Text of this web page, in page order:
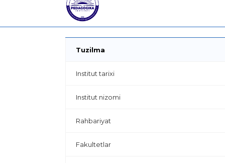
Tuzilma
Institut tarixi
Institut nizomi
Rahbariyat
Fakultetlar